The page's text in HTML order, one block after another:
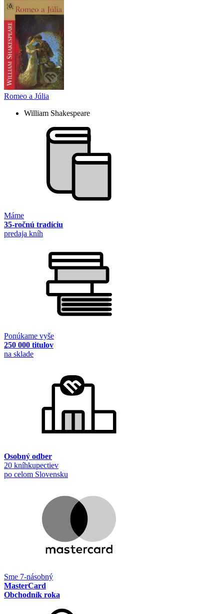
Romeo a Júlia
William Shakespeare
Máme
35-ročnú tradíciu
predaja kníh
Ponúkame vyše
250 000 titulov
na sklade
Osobný odber
20 kníhkupectiev
po celom Slovensku
Sme 7-násobný
MasterCard
Obchodník roka